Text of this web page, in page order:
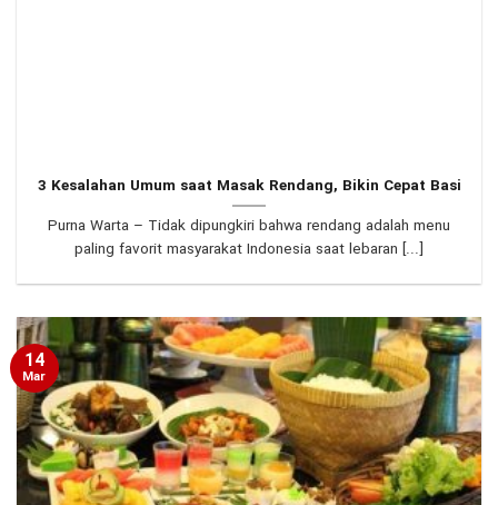
3 Kesalahan Umum saat Masak Rendang, Bikin Cepat Basi
Purna Warta – Tidak dipungkiri bahwa rendang adalah menu
paling favorit masyarakat Indonesia saat lebaran [...]
14
Mar